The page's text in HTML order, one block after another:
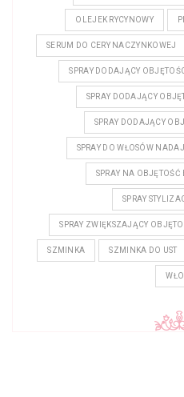
OLEJEK RYCYNOWY
SERUM DO CERY NACZYNKOWEJ
SPRAY DODAJĄCY
SPRAY DODAJĄCY
SPRAY DODAJĄCY
SPRAY DO WŁOSÓW
SPRAY NA
SPRAY
SPRAY ZWIĘKSZAJĄCY
SZMINKA SZMINKA DO UST